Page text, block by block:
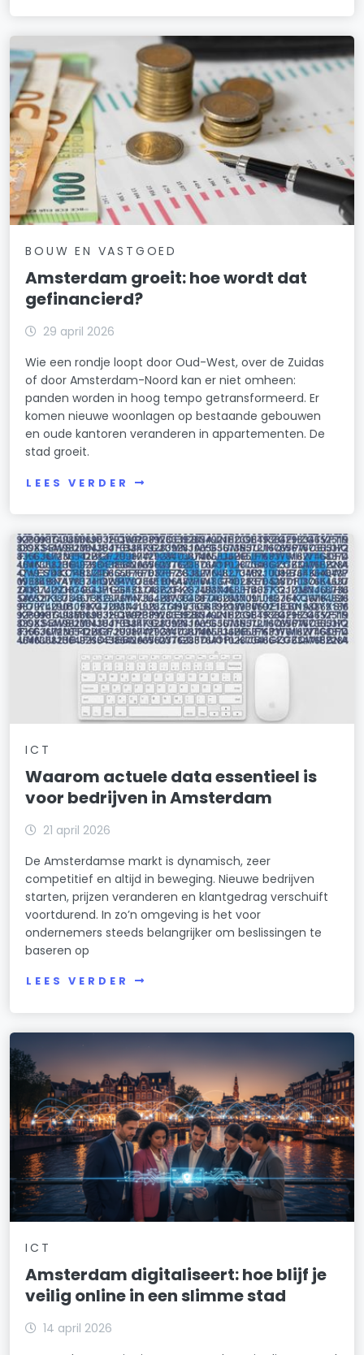
BOUW EN VASTGOED
Amsterdam groeit: hoe wordt dat
gefinancierd?
29 april 2026
Wie een rondje loopt door Oud-West, over de Zuidas
of door Amsterdam-Noord kan er niet omheen:
panden worden in hoog tempo getransformeerd. Er
komen nieuwe woonlagen op bestaande gebouwen
en oude kantoren veranderen in appartementen. De
stad groeit.
LEES VERDER
ICT
Waarom actuele data essentieel is
voor bedrijven in Amsterdam
21 april 2026
De Amsterdamse markt is dynamisch, zeer
competitief en altijd in beweging. Nieuwe bedrijven
starten, prijzen veranderen en klantgedrag verschuift
voortdurend. In zo’n omgeving is het voor
ondernemers steeds belangrijker om beslissingen te
baseren op
LEES VERDER
ICT
Amsterdam digitaliseert: hoe blijf je
veilig online in een slimme stad
14 april 2026